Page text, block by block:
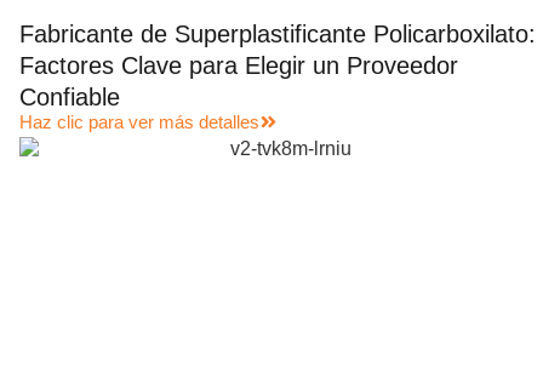
Fabricante de Superplastificante Policarboxilato:
Factores Clave para Elegir un Proveedor
Confiable
Haz clic para ver más detalles